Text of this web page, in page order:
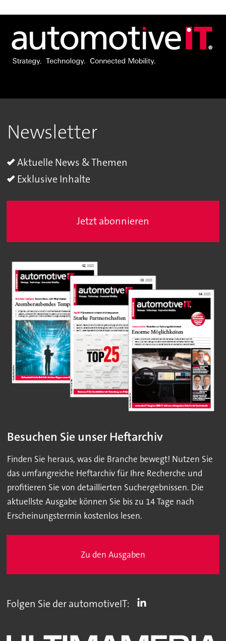
Newsletter
Aktuelle News & Themen
Exklusive Inhalte
Jetzt abonnieren
Besuchen Sie unser Heftarchiv
Finden Sie heraus, was die Branche bewegt! Nutzen Sie
das umfangreiche Heftarchiv für Ihre Recherche und
profitieren Sie von detaillierten Suchergebnissen. Die
aktuellste Ausgabe können Sie bis zu 14 Tage nach
Erscheinungstermin kostenlos lesen.
Zu den Ausgaben
Folgen Sie der automotiveIT: